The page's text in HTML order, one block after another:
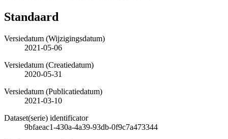
Standaard
Versiedatum (Wijzigingsdatum)
2021-05-06
Versiedatum (Creatiedatum)
2020-05-31
Versiedatum (Publicatiedatum)
2021-03-10
Dataset(serie) identificator
9bfaeac1-430a-4a39-93db-0f9c7a473344